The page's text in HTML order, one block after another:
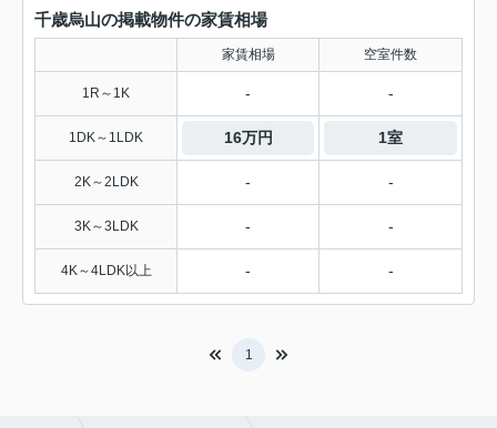
千歳烏山の掲載物件の家賃相場
家賃相場 空室件数
1R～1K - -
1DK～1LDK 16万円 1室
2K～2LDK - -
3K～3LDK - -
4K～4LDK以上 - -
1